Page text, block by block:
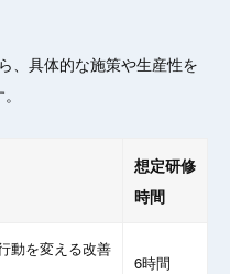
、具体的な施策や生産性を
想定研修
時間
動を変える改善
6時間